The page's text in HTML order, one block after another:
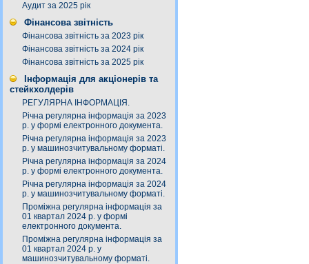
Аудит за 2025 рік
Фінансова звітність
Фінансова звітність за 2023 рік
Фінансова звітність за 2024 рік
Фінансова звітність за 2025 рік
Інформація для акціонерів та
стейкхолдерів
РЕГУЛЯРНА ІНФОРМАЦІЯ.
Річна регулярна інформація за 2023
р. у формі електронного документа.
Річна регулярна інформація за 2023
р. у машинозчитувальному форматі.
Річна регулярна інформація за 2024
р. у формі електронного документа.
Річна регулярна інформація за 2024
р. у машинозчитувальному форматі.
Проміжна регулярна інформація за
01 квартал 2024 р. у формі
електронного документа.
Проміжна регулярна інформація за
01 квартал 2024 р. у
машинозчитувальному форматі.